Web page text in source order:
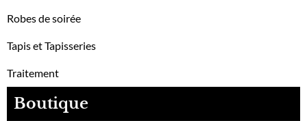
Robes de soirée
Tapis et Tapisseries
Traitement
Boutique